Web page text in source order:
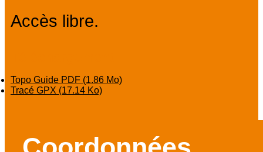
Accès libre.
Topo Guide PDF (1.86 Mo)
Tracé GPX (17.14 Ko)